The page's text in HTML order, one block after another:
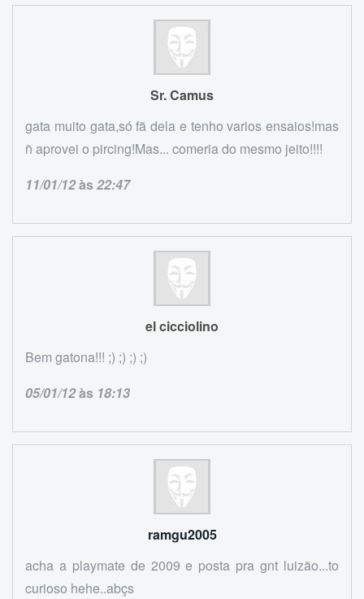
Sr. Camus
gata muito gata,só fã dela e tenho varios ensaios!mas
ñ aprovei o pircing!Mas... comeria do mesmo jeito!!!!
11/01/12às22:47
el cicciolino
Bem gatona!!! ;) ;) ;) ;)
05/01/12às 18:13
ramgu2005
acha a playmate de 2009 e posta pra gnt luizão...to
curioso hehe..abçs